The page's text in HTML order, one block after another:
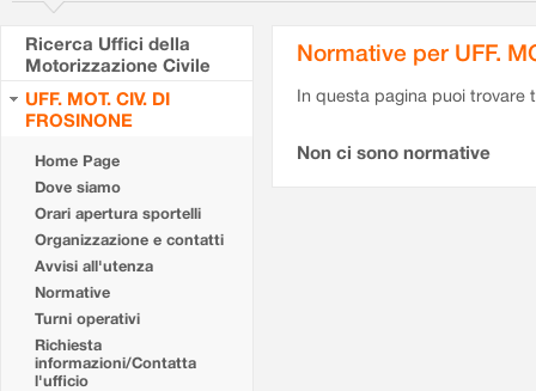
Ricerca Uffici della
Motorizzazione Civile
UFF. MOT. CIV. DI
FROSINONE
Home Page
Dove siamo
Orari apertura sportelli
Organizzazione e contatti
Avvisi all'utenza
Normative
Turni operativi
Richiesta
informazioni/Contatta
l'ufficio
Normative per UFF.
In questa pagina puoi
Non ci sono normative